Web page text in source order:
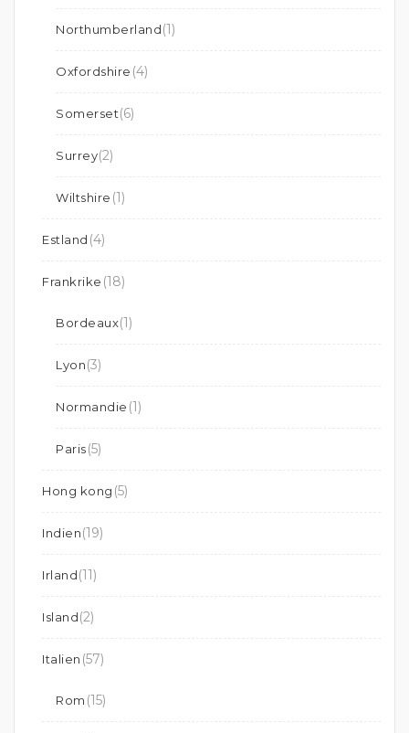
Northumberland(1)
Oxfordshire (4)
Somerset(6)
Surrey(2)
Wiltshire (1)
Estland (4)
Frankrike (18)
Bordeaux(1)
Lyon(3)
Normandie (1)
Paris(5)
Hong kong (5)
Indien(19)
Irland(11)
Island(2)
Italien (57)
Rom (15)